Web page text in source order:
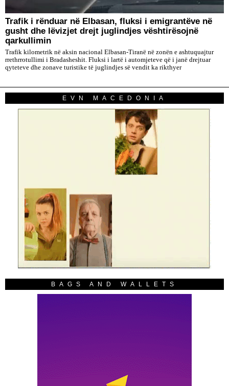
Trafik i rënduar në Elbasan, fluksi i emigrantëve në
gusht dhe lëvizjet drejt juglindjes vështirësojnë
qarkullimin
Trafik kilometrik në aksin nacional Elbasan-Tiranë në zonën e ashtuquajtur
rrethrrotullimi i Bradasheshit. Fluksi i lartë i automjeteve që i janë drejtuar
qyteteve dhe zonave turistike të juglindjes së vendit ka rikthyer
EVN MACEDONIA
BAGS AND WALLETS